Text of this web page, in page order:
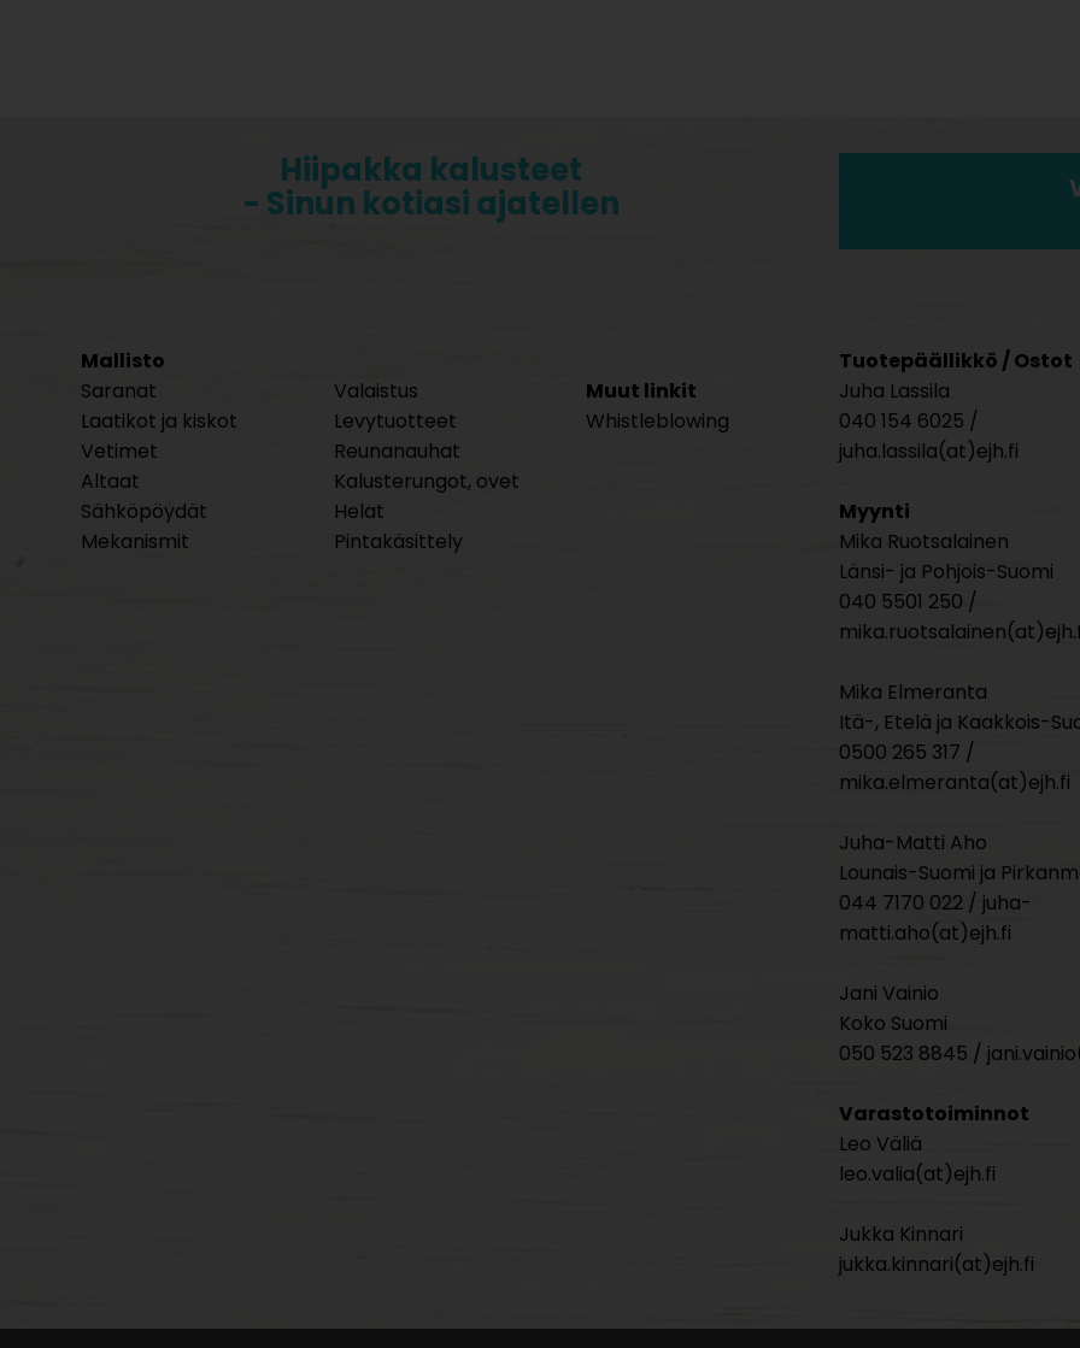
Hiipakka kalusteet
- Sinun kotiasi ajatellen
Mallisto
Saranat
Laatikot ja kiskot
Vetimet
Altaat
Sähköpöydät
Mekanismit
Valaistus
Levytuotteet
Reunanauhat
Kalusterungot, ovet
Helat
Pintakäsittely
Muut linkit
Whistleblowing
Tuotepäällikkö / Ostot
Juha Lassila
040 154 6025 /
juha.lassila(at)ejh.fi
Myynti
Mika Ruotsalainen
Länsi- ja Pohjois-Suomi
040 5501 250 /
Mika Elmeranta
Itä-, Etelä ja Kaakkois-
0500 265 317 /
mika.elmeranta(at)ejh.fi
Juha-Matti Aho
Lounais-Suomi ja
044 7170 022 / juha-
matti.aho(at)ejh.fi
Jani Vainio
Koko Suomi
050 523 8845 /
Varastotoiminnot
Leo Väliä
leo.valia(at)ejh.fi
Jukka Kinnari
jukka.kinnari(at)ejh.fi